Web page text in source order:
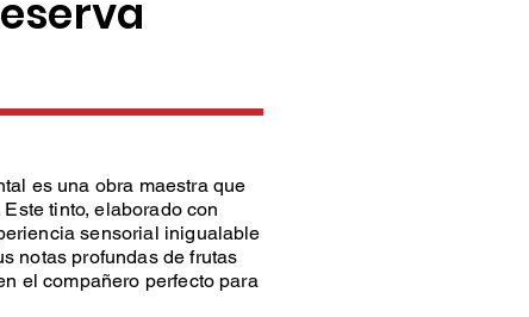
es una obra maestra que
tinto, elaborado con
sensorial inigualable
notas profundas de frutas
el compañero perfecto para